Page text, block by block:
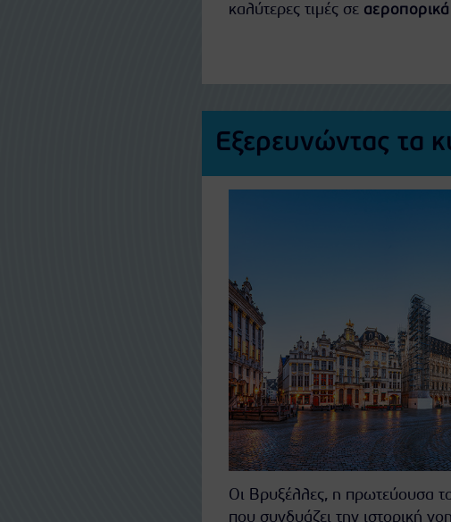
καλύτερες τιμές σε αεροπορικά
Εξερευνώντας τα
Οι Βρυξέλλες, η πρωτεύουσα
που συνδυάζει την ιστορική